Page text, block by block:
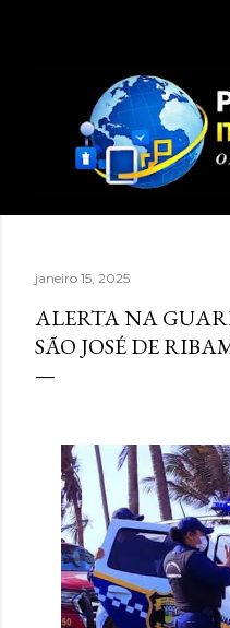
janeiro 15, 2025
ALERTA NA
SÃO JOSÉ DE